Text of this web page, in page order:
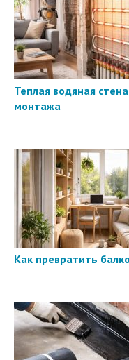
Теплая водяная
монтажа
Как превратить